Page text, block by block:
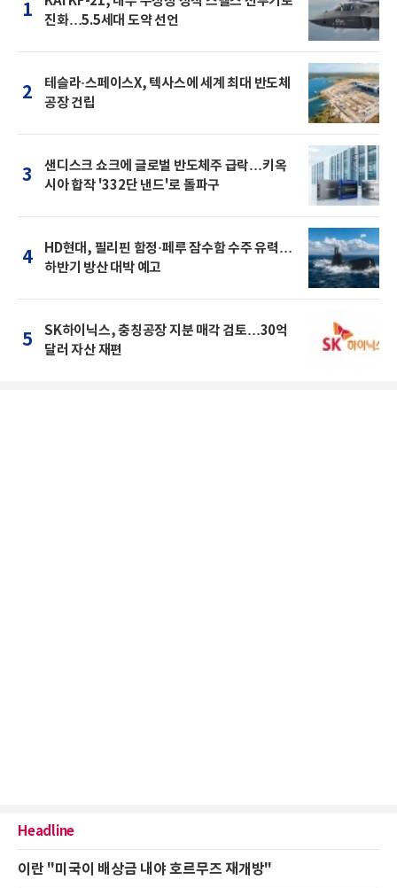
1
진화…5.5세대 도약 선언
2
테슬라·스페이스X, 텍사스에 세계 최대 반도체
공장 건립
3
샌디스크 쇼크에 글로벌 반도체주 급락…키옥
시아 합작 '332단 낸드'로 돌파구
4
HD현대, 필리핀 함정·페루 잠수함 수주 유력…
하반기 방산 대박 예고
5
SK하이닉스, 충칭공장 지분 매각 검토…30억
달러 자산 재편
Headline
이란 "미국이 배상금 내야 호르무즈 재개방"